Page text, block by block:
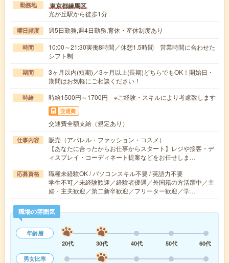
勤務地 東京都練馬区
光が丘駅から徒歩1分
曜日頻度 週5日勤務,週4日勤務,育休・産休制度あり
時間
10:00～21:30実働8時間／休憩1.5時間 営業時間に合わせた
シフト制
期間
3ヶ月以内(短期)／3ヶ月以上(長期)どちらでもOK！開始日・
期間はお気軽にご相談ください！
時給 時給1500円～1700円 ※ご経験・スキルにより考慮致します
交通費
交通費全額支給（規定あり）
仕事内容
販売（アパレル・ファッション・コスメ）
【あなたに合ったからお仕事からスタート】レジや接客・デ
ィスプレイ・コーディネート提案などをお任せしま…
応募資格
職種未経験OK / パソコンスキル不要 / 英語力不要
学生不可／未経験歓迎／経験者優遇／外国籍の方活躍中／主
婦・主夫歓迎／第二新卒歓迎／フリーター歓迎／学…
職場の雰囲気
年齢層
20代
30代 40代 50代
60代
男女比率